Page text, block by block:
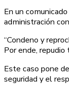
En un
administración
“Condeno y
Por ende,
Este caso pone
seguridad y el